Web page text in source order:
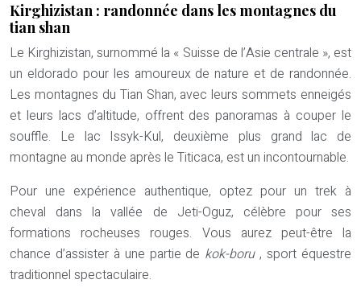
Kirghizistan : randonnée dans les montagnes du
tian shan
Le Kirghizistan, surnommé la « Suisse de l’Asie centrale », est
un eldorado pour les amoureux de nature et de randonnée.
Les montagnes du Tian Shan, avec leurs sommets enneigés
et leurs lacs d’altitude, offrent des panoramas à couper le
souffle. Le lac Issyk-Kul, deuxième plus grand lac de
montagne au monde après le Titicaca, est un incontournable.
Pour une expérience authentique, optez pour un trek à
cheval dans la vallée de Jeti-Oguz, célèbre pour ses
formations rocheuses rouges. Vous aurez peut-être la
chance d’assister à une partie de kok-boru, sport équestre
traditionnel spectaculaire.